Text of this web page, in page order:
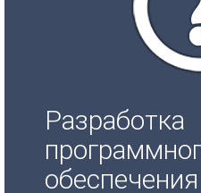
Разработка
обеспечения